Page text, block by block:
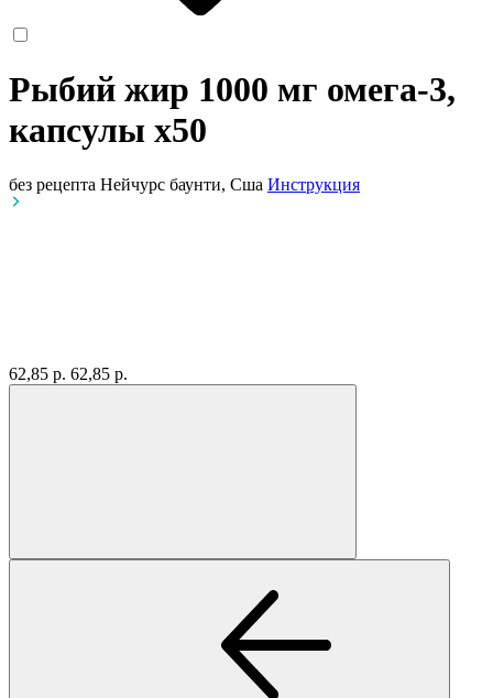
Рыбий жир 1000 мг омега-3,
капсулы x50
без рецепта Нейчурс баунти, Сша Инструкция
62,85 р. 62,85 р.